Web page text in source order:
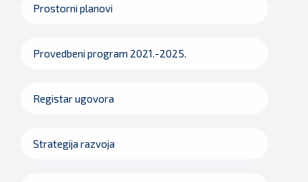
Prostorni planovi
Provedbeni program 2021.-2025.
Registar ugovora
Strategija razvoja